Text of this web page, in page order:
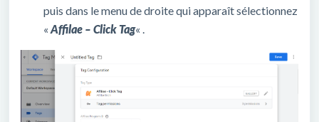
puis dans le menu de droite qui apparaît sélectionnez
« Affilae – Click Tag« .